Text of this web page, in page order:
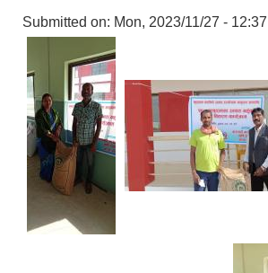
Submitted on: Mon, 2023/11/27 - 12:37